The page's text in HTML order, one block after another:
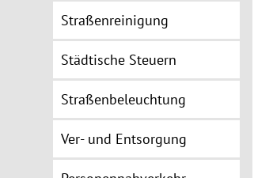
Straßenreinigung
Städtische Steuern
Straßenbeleuchtung
Ver- und Entsorgung